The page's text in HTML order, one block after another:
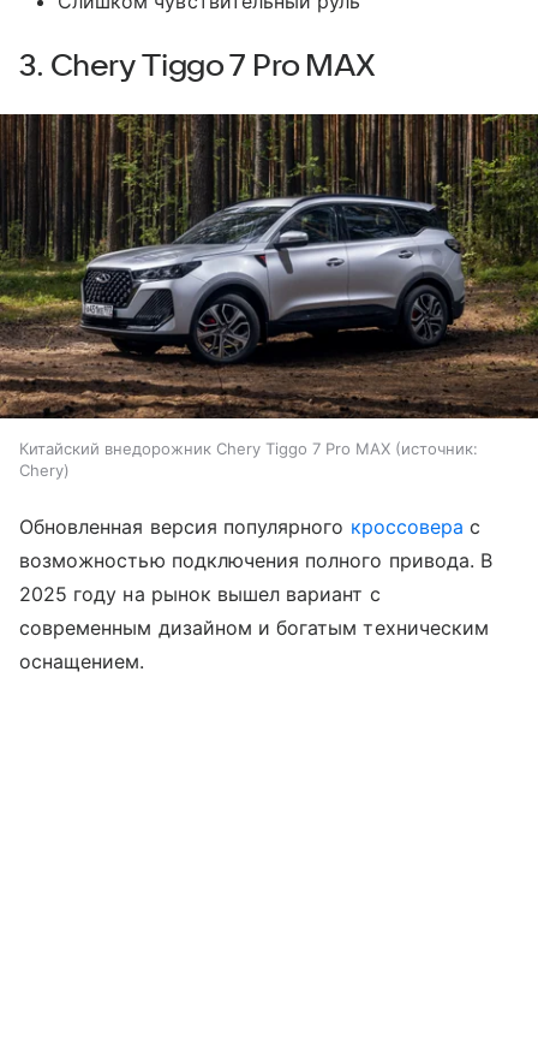
3. Chery Tiggo 7 Pro MAX
Китайский внедорожник Chery Tiggo 7 Pro MAX
источник:
Chery
Обновленная версия популярного кроссовера с
возможностью подключения полного привода. В
2025 году на рынок вышел вариант с
современным дизайном и богатым техническим
оснащением.